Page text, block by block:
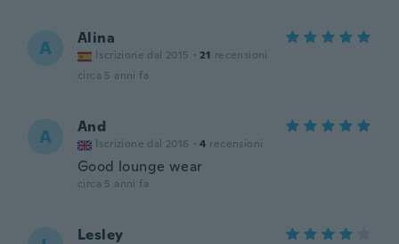
A Alina
Iscrizione dal 2015 · 21 recensioni
circa 5 anni fa
A And
Iscrizione dal 2016 · 4 recensioni
Good lounge wear
circa 5 anni fa
Lesley